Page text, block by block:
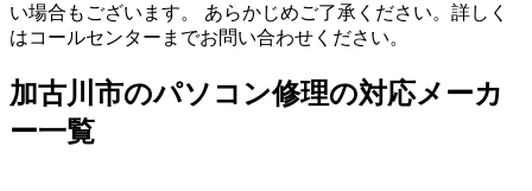
い場合もございます。 あらかじめご了承ください。詳しく
はコールセンターまでお問い合わせください。
加古川市のパソコン修理の対応メーカ
ー一覧